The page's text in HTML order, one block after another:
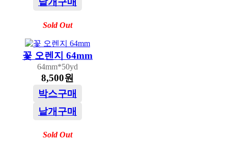
Sold Out
꽃 오렌지 64mm
64mm*50yd
8,500원
박스구매
낱개구매
Sold Out